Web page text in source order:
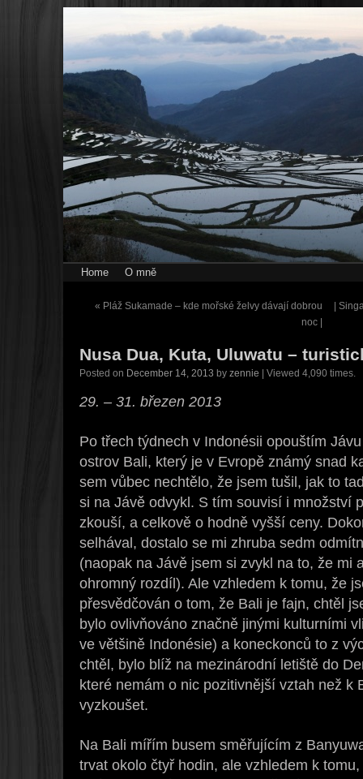
Home O mně
« Pláž Sukamade – kde mořské želvy dávají dobrou
noc |
|
Nusa Dua, Kuta, Uluwatu –
Posted on December 14, 2013 by zennie | Viewed 4,090 times.
29. – 31. březen 2013
Po třech týdnech v Indonésii opouštím
ostrov Bali, který je v Evropě známý snad
sem vůbec nechtělo, že jsem tušil, jak to
si na Jávě odvykl. S tím souvisí i množství
zkouší, a celkově o hodně vyšší ceny.
selhával, dostalo se mi zhruba sedm
(naopak na Jávě jsem si zvykl na to, že mi
ohromný rozdíl). Ale vzhledem k tomu, že
přesvědčován o tom, že Bali je fajn, chtěl
bylo ovlivňováno značně jinými kulturními
ve většině Indonésie) a koneckonců to z
chtěl, bylo blíž na mezinárodní letiště do
které nemám o nic pozitivnější vztah než k
vyzkoušet.
Na Bali mířím busem směřujícím z
trvat okolo čtyř hodin, ale vzhledem k